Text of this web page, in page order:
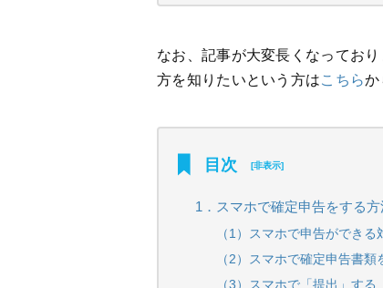
なお、記事が大変長くなってお
方を知りたいという方はこちらか
目次 [非表示]
1．スマホで確定申告をする方
（1）スマホで申告ができる
（2）スマホで確定申告書類
（3）スマホで「提出」する